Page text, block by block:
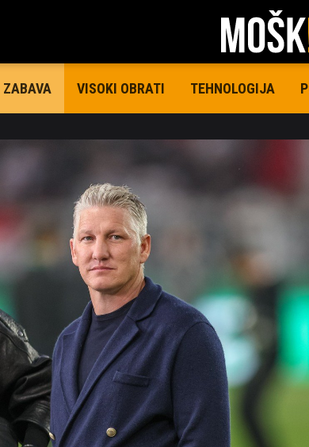
ZABAVA VISOKI OBRATI TEHNOLOGIJA